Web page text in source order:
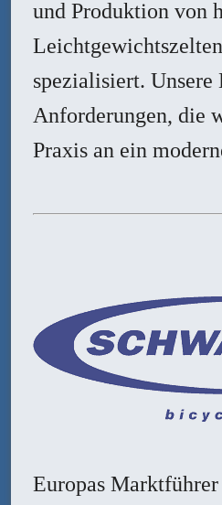
und Produktion von
spezialisiert. Unsere
Anforderungen, die
Praxis an ein
Europas